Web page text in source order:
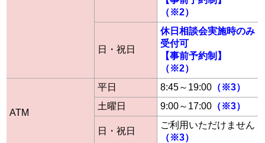
（※2）
日・祝日
休日相談会実施時のみ
受付可
【事前予約制】
（※2）
ATM
平日 8:45～19:00 （※3）
土曜日
9:00～17:00 （※3）
日・祝日
ご利用いただけません
（※3）